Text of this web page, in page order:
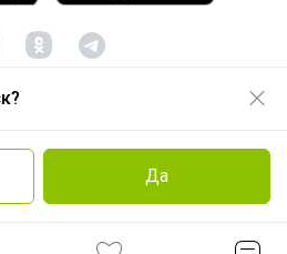
Да
1122468054070, 2012 -2026
пользователя